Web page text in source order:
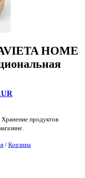
HOME
продуктов
/ Корзина